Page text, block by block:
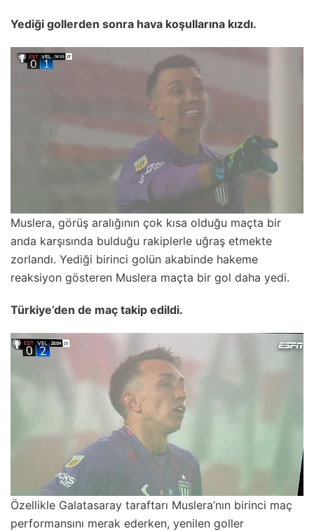
Yediği gollerden sonra hava koşullarına kızdı.
Muslera, görüş aralığının çok kısa olduğu maçta bir
anda karşısında bulduğu rakiplerle uğraş etmekte
zorlandı. Yediği birinci golün akabinde hakeme
reaksiyon gösteren Muslera maçta bir gol daha yedi.
Türkiye’den de maç takip edildi.
Özellikle Galatasaray taraftarı Muslera’nın birinci maç
performansını merak ederken, yenilen goller